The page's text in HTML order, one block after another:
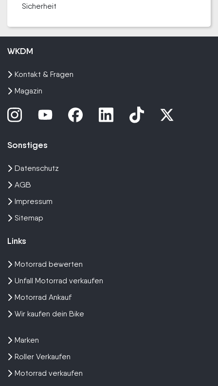
Sicherheit
WKDM
Kontakt & Fragen
Magazin
Sonstiges
Datenschutz
AGB
Impressum
Sitemap
Links
Motorrad bewerten
Unfall Motorrad verkaufen
Motorrad Ankauf
Wir kaufen dein Bike
Marken
Roller Verkaufen
Motorrad verkaufen